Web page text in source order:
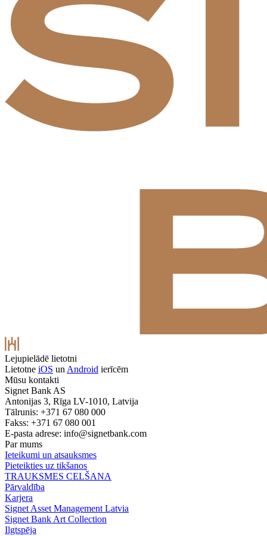
Lejupielādē lietotni
Lietotne iOS un Android ierīcēm
Mūsu kontakti
Signet Bank AS
Antonijas 3, Rīga LV-1010, Latvija
Tālrunis: +371 67 080 000
Fakss: +371 67 080 001
E-pasta adrese: info@signetbank.com
Par mums
Ieteikumi un atsauksmes
Pieteikties uz tikšanos
TRAUKSMES CELŠANA
Pārvaldība
Karjera
Signet Asset Management Latvia
Signet Bank Art Collection
Ilgtspēja